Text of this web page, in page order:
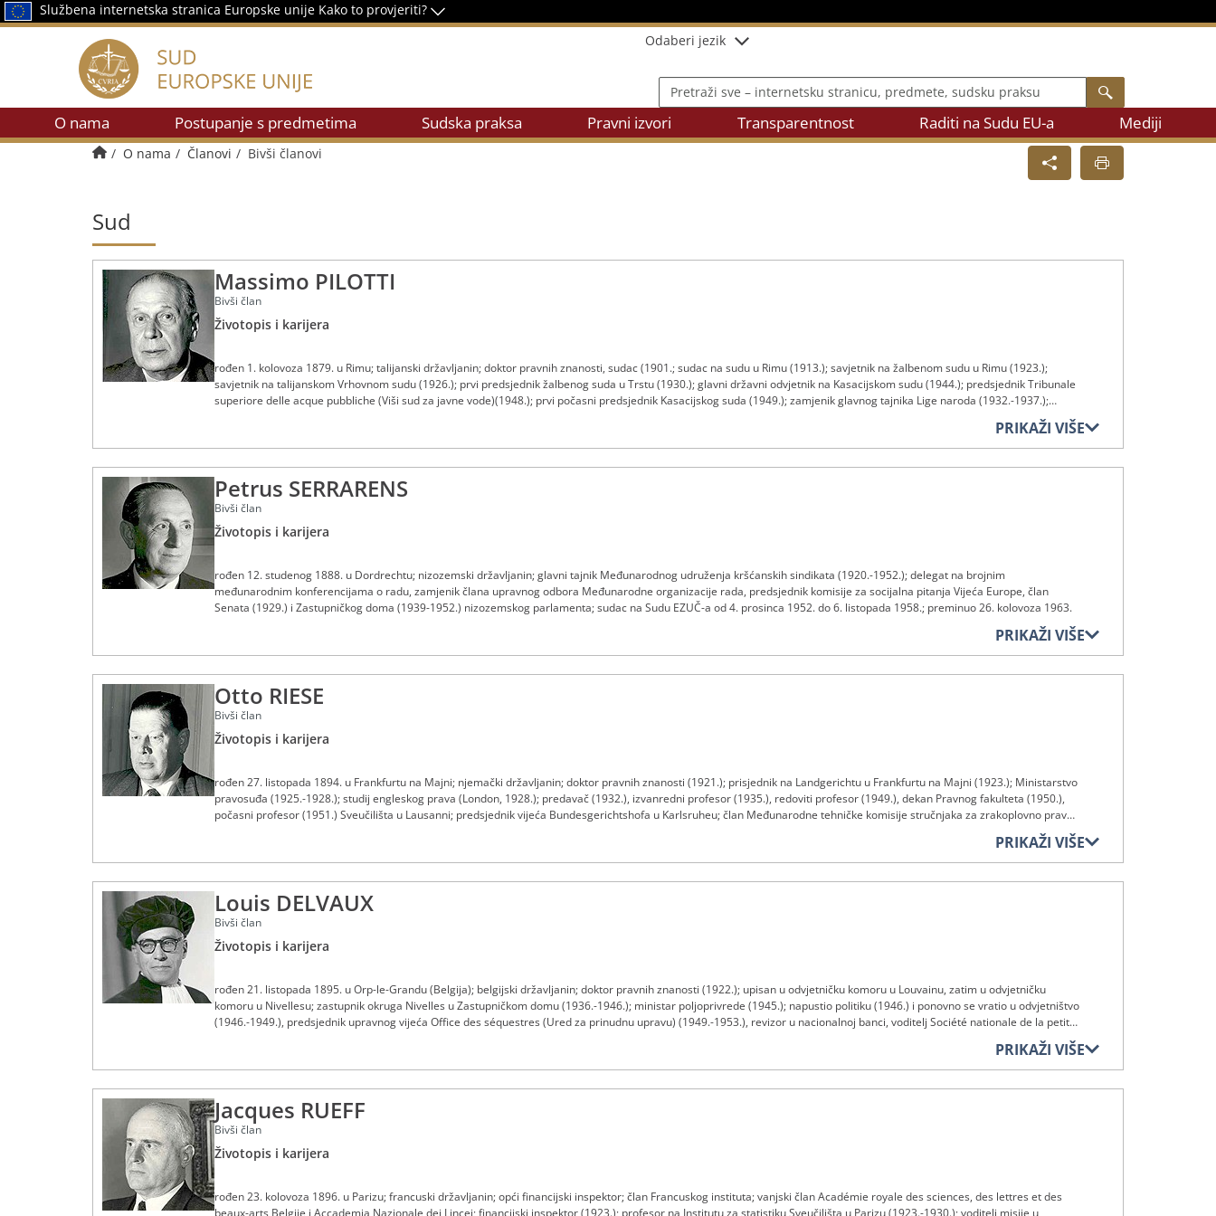
Službena internetska stranica Europske unije Kako to provjeriti?
Odaberi jezik
Pretraži sve – internetsku stranicu, predmete, sudsku praksu
O nama Postupanje s predmetima Sudska praksa Pravni izvori Transparentnost Raditi na Sudu EU-a Mediji
Početna stranica
O nama Članovi Bivši članovi
Sud
Massimo PILOTTI
Bivši član
Životopis i karijera
rođen 1. kolovoza 1879. u Rimu; talijanski državljanin; doktor pravnih znanosti, sudac (1901.; sudac na sudu u Rimu (1913.); savjetnik na žalbenom sudu u Rimu (1923.);
savjetnik na talijanskom Vrhovnom sudu (1926.); prvi predsjednik žalbenog suda u Trstu (1930.); glavni državni odvjetnik na Kasacijskom sudu (1944.); predsjednik Tribunale
superiore delle acque pubbliche (Viši sud za javne vode)(1948.); prvi počasni predsjednik Kasacijskog suda (1949.); zamjenik glavnog tajnika Lige naroda (1932.-1937.);
predsjednik Međunarodnog instituta za unifikaciju privatnog prava (1944.); član Stalnog arbitražnog suda u Haagu (1949.); predsjednik Suda od 1952. do 1958.; preminuo 29.
PRIKAŽI VIŠE
Petrus SERRARENS
Bivši član
Životopis i karijera
rođen 12. studenog 1888. u Dordrechtu; nizozemski državljanin; glavni tajnik Međunarodnog udruženja kršćanskih sindikata (1920.-1952.); delegat na brojnim
međunarodnim konferencijama o radu, zamjenik člana upravnog odbora Međunarodne organizacije rada, predsjednik komisije za socijalna pitanja Vijeća Europe, član
Senata (1929.) i Zastupničkog doma (1939-1952.) nizozemskog parlamenta; sudac na Sudu EZUČ-a od 4. prosinca 1952. do 6. listopada 1958.; preminuo 26. kolovoza 1963.
PRIKAŽI VIŠE
Otto RIESE
Bivši član
Životopis i karijera
rođen 27. listopada 1894. u Frankfurtu na Majni; njemački državljanin; doktor pravnih znanosti (1921.); prisjednik na Landgerichtu u Frankfurtu na Majni (1923.); Ministarstvo
pravosuđa (1925.-1928.); studij engleskog prava (London, 1928.); predavač (1932.), izvanredni profesor (1935.), redoviti profesor (1949.), dekan Pravnog fakulteta (1950.),
počasni profesor (1951.) Sveučilišta u Lausanni; predsjednik vijeća Bundesgerichtshofa u Karlsruheu; član Međunarodne tehničke komisije stručnjaka za zrakoplovno pravo
(od 1926.); sudac na Sudu EZUČ-a od 4. prosinca 1952. do 6. listopada 1958.; sudac na Sudu Europskih zajednica od 7. listopada 1958. do 6. veljače 1963.; preminuo 4. lipnja
PRIKAŽI VIŠE
Louis DELVAUX
Bivši član
Životopis i karijera
rođen 21. listopada 1895. u Orp-le-Grandu (Belgija); belgijski državljanin; doktor pravnih znanosti (1922.); upisan u odvjetničku komoru u Louvainu, zatim u odvjetničku
komoru u Nivellesu; zastupnik okruga Nivelles u Zastupničkom domu (1936.-1946.); ministar poljoprivrede (1945.); napustio politiku (1946.) i ponovno se vratio u odvjetništvo
(1946.-1949.), predsjednik upravnog vijeća Office des séquestres (Ured za prinudnu upravu) (1949.-1953.), revizor u nacionalnoj banci, voditelj Société nationale de la petite
propriété terrienne (Nacionalno društvo za malo zemljišno vlasništvo) do ožujka 1953., novinarstvo od 1931. do 1940. i od 1944. do 1945.: „Le vingtième siècle“, „Le Soir“, „La
cité“; sudac na Sudu EZUČ-a od 4. prosinca 1952. do 6. listopada 1958; sudac na Sudu Europskih zajednica od 7. listopada 1958. do 8. listopada 1967.; preminuo 24. kolovoza
1976.
PRIKAŽI VIŠE
Jacques RUEFF
Bivši član
Životopis i karijera
rođen 23. kolovoza 1896. u Parizu; francuski državljanin; opći financijski inspektor; član Francuskog instituta; vanjski član Académie royale des sciences, des lettres et des
beaux-arts Belgije i Accademia Nazionale dei Lincei; financijski inspektor (1923.); profesor na Institutu za statistiku Sveučilišta u Parizu (1923.-1930.); voditelj misije u